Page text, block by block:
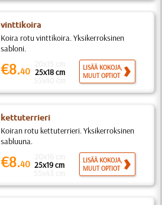
vinttikoira
Koira rotu vinttikoira. Yksikerroksinen
sabloni.
€8.40 25x18 cm
LISÄÄ KOKOJA,
MUUT OPTIOT
kettuterrieri
Koiran rotu kettuterrieri. Yksikerroksinen
sabluuna.
€8.40 25x19 cm
LISÄÄ KOKOJA,
MUUT OPTIOT